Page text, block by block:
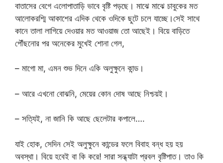
বাতাসের বেগে এলোপাতাড়ি ভাবে বৃষ্টি পড়ছে। মাঝে মাঝে চাবুকের মত
আলোকরশ্মি আকাশের এদিক থেকে ওদিকে ছুটে চলে যাচ্ছে।সেই সাথে
কানে তালা লাগিয়ে দেওয়ার মত আওয়াজ তো আছেই। বিয়ে বাড়িতে
পৌঁছনোর পর অনেকের মুখেই শোনা গেল,
– মাগো মা, এমন শুভ দিনে একি অলুক্ষুনে কান্ড।
– আরে এখনো বোঝনি, মেয়ের কোন দোষ আছে নিশ্চয়ই।
– সত্যিই, না জানি কি আছে ছেলেটার কপালে….
যাই হোক, সেদিন সেই অলুক্ষুনে কান্ডের ফলে বিবাহ বন্ধ হয় হয়
অবস্থা। বিয়ে হবেই বা কি করে! সারা সন্ধ্যাটা প্রবল বৃষ্টিপাত। তাও কি